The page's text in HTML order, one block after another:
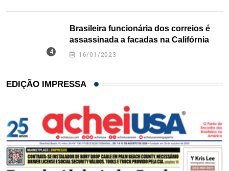
Brasileira funcionária dos correios é
assassinada a facadas na Califórnia
16/01/2023
EDIÇÃO IMPRESSA